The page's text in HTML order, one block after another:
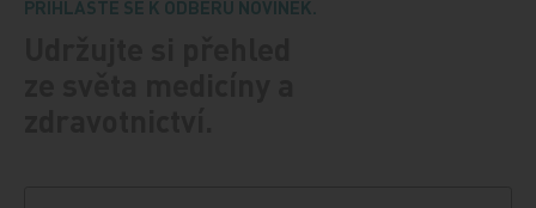
PŘIHLASTE SE K ODBĚRU NOVINEK.